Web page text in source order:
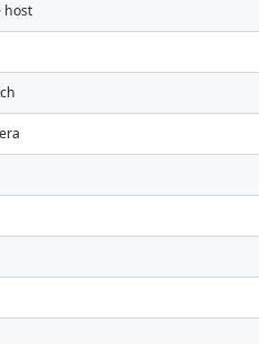
host